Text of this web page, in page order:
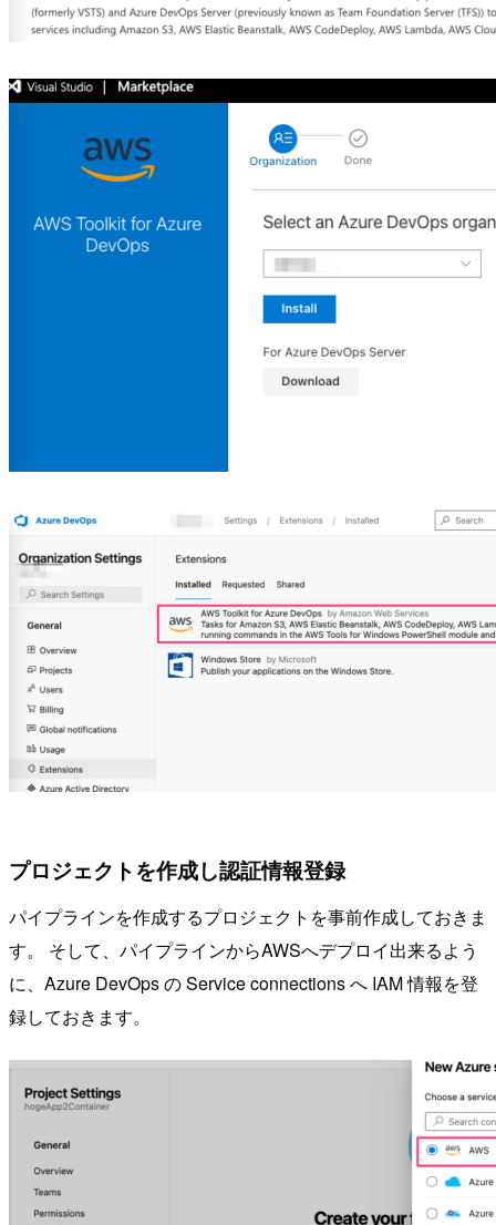
プロジェクトを作成し認証情報登録
パイプラインを作成するプロジェクトを事前作成しておきま
す。 そして、パイプラインからAWSへデプロイ出来るよう
に、Azure DevOps の Service connections へ IAM 情報を登
録しておきます。